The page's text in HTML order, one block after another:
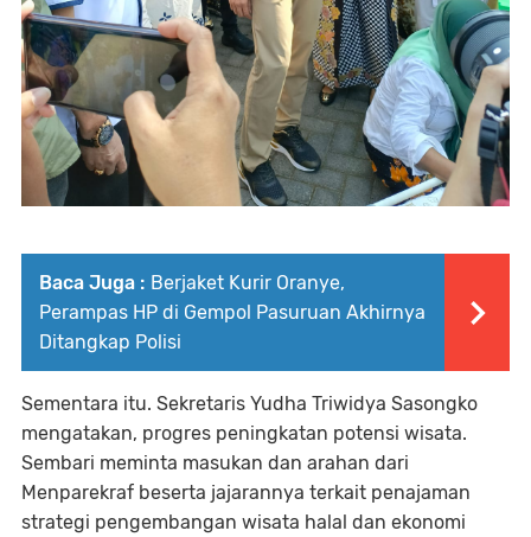
Baca Juga : Berjaket Kurir Oranye,
Perampas HP di Gempol Pasuruan Akhirnya
Ditangkap Polisi
Sementara itu. Sekretaris Yudha Triwidya Sasongko
mengatakan, progres peningkatan potensi wisata.
Sembari meminta masukan dan arahan dari
Menparekraf beserta jajarannya terkait penajaman
strategi pengembangan wisata halal dan ekonomi